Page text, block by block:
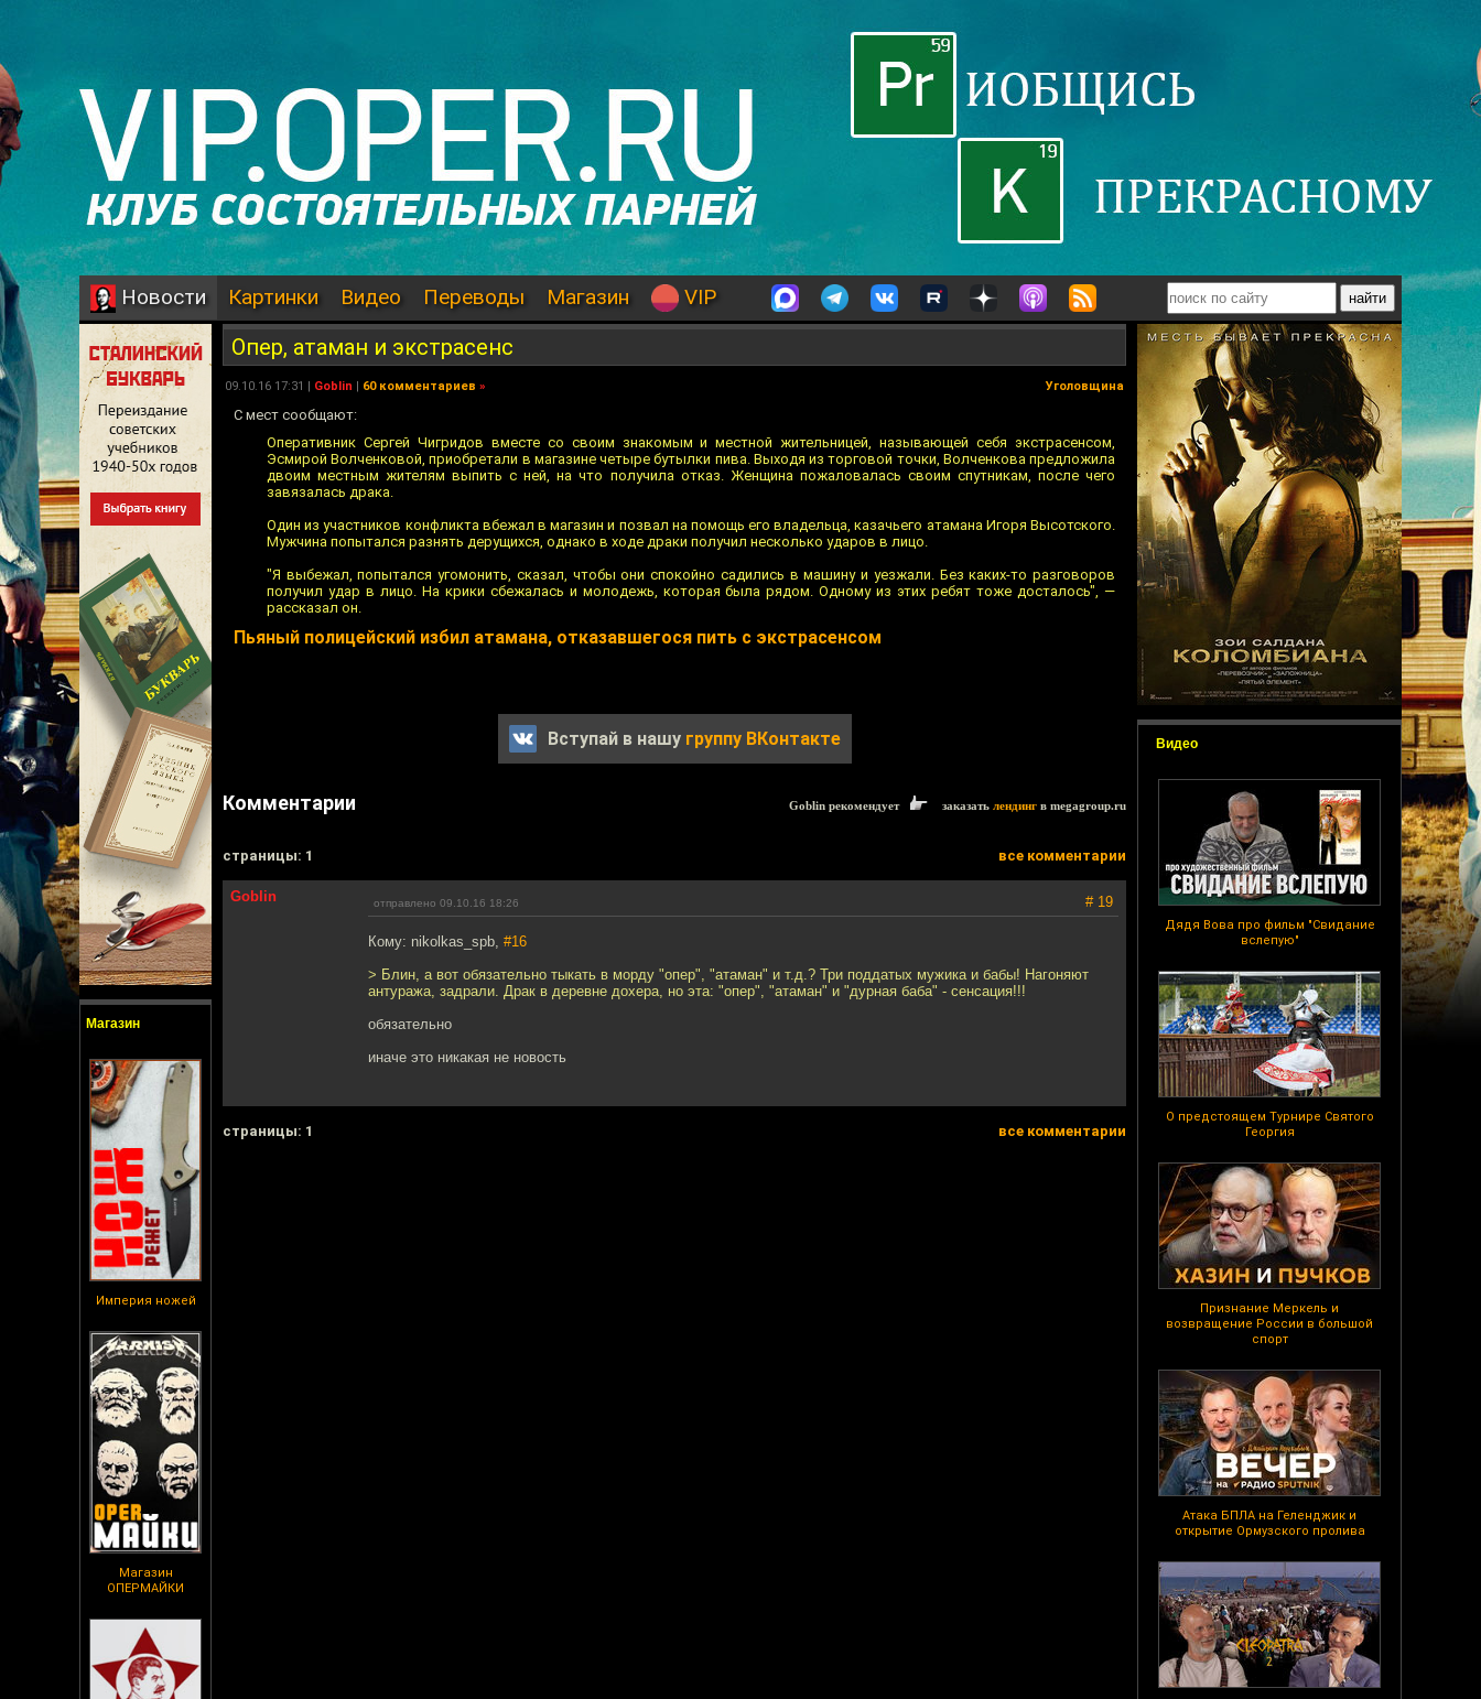
Новости Картинки Видео Переводы Магазин VIP
Магазин
Империя ножей
Магазин
ОПЕРМАЙКИ
Видео
Дядя Вова про фильм "Свидание
вслепую"
О предстоящем Турнире Святого
Георгия
Признание Меркель и
возвращение России в большой
спорт
Атака БПЛА на Геленджик и
открытие Ормузского пролива
Опер, атаман и экстрасенс
09.10.16 17:31 | Goblin | 60 комментариев » Уголовщина
С мест сообщают:
Оперативник Сергей Чигридов вместе со своим знакомым и местной жительницей, называющей себя экстрасенсом,
Эсмирой Волченковой, приобретали в магазине четыре бутылки пива. Выходя из торговой точки, Волченкова предложила
двоим местным жителям выпить с ней, на что получила отказ. Женщина пожаловалась своим спутникам, после чего
завязалась драка.
Один из участников конфликта вбежал в магазин и позвал на помощь его владельца, казачьего атамана Игоря Высотского.
Мужчина попытался разнять дерущихся, однако в ходе драки получил несколько ударов в лицо.
"Я выбежал, попытался угомонить, сказал, чтобы они спокойно садились в машину и уезжали. Без каких-то разговоров
получил удар в лицо. На крики сбежалась и молодежь, которая была рядом. Одному из этих ребят тоже досталось", —
рассказал он.
Пьяный полицейский избил атамана, отказавшегося пить с экстрасенсом
Вступай в нашу группу ВКонтакте
Комментарии Goblin рекомендует заказать лендинг в megagroup.ru
cтраницы: 1 все комментарии
Goblin отправлено 09.10.16 18:26 # 19
Кому: nikolkas_spb, #16
> Блин, а вот обязательно тыкать в морду "опер", "атаман" и т.д.? Три поддатых мужика и бабы! Нагоняют
антуража, задрали. Драк в деревне дохера, но эта: "опер", "атаман" и "дурная баба" - сенсация!!!
обязательно
иначе это никакая не новость
cтраницы: 1 все комментарии